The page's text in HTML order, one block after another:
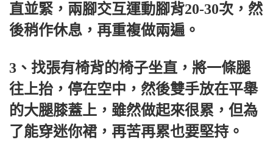
直並緊，兩腳交互運動腳背20-30次，然
後稍作休息，再重複做兩遍。
3、找張有椅背的椅子坐直，將一條腿
往上抬，停在空中，然後雙手放在平舉
的大腿膝蓋上，雖然做起來很累，但為
了能穿迷你裙，再苦再累也要堅持。